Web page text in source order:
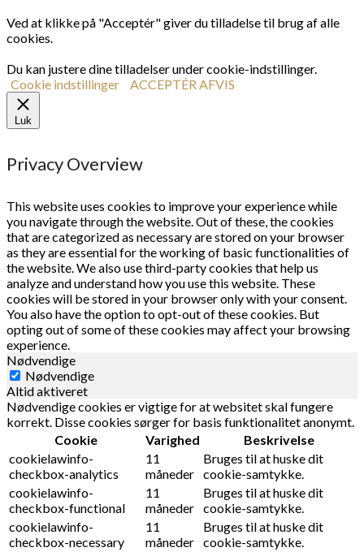
Ved at klikke på "Acceptér" giver du tilladelse til brug af alle
cookies.
Du kan justere dine tilladelser under cookie-indstillinger.
Cookie indstillinger
ACCEPTÉRAFVIS
Luk
Privacy Overview
This website uses cookies to improve your experience while
you navigate through the website. Out of these, the cookies
that are categorized as necessary are stored on your browser
as they are essential for the working of basic functionalities of
the website. We also use third-party cookies that help us
analyze and understand how you use this website. These
cookies will be stored in your browser only with your consent.
You also have the option to opt-out of these cookies. But
opting out of some of these cookies may affect your browsing
experience.
Nødvendige
Nødvendige
Altid aktiveret
Nødvendige cookies er vigtige for at websitet skal fungere
korrekt. Disse cookies sørger for basis funktionalitet anonymt.
Cookie
Varighed
Beskrivelse
cookielawinfo-
checkbox-analytics
11
måneder
Bruges til at huske dit
cookie-samtykke.
cookielawinfo-
checkbox-functional
11
måneder
Bruges til at huske dit
cookie-samtykke.
cookielawinfo-
checkbox-necessary
11
måneder
Bruges til at huske dit
cookie-samtykke.